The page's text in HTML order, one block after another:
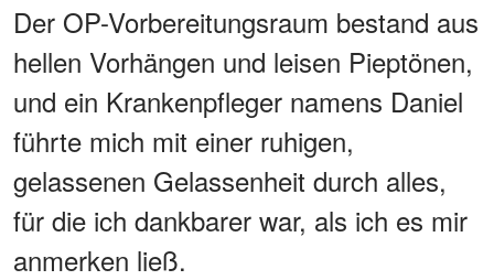
Der OP-Vorbereitungsraum bestand aus
hellen Vorhängen und leisen Pieptönen,
und ein Krankenpfleger namens Daniel
führte mich mit einer ruhigen,
gelassenen Gelassenheit durch alles,
für die ich dankbarer war, als ich es mir
anmerken ließ.